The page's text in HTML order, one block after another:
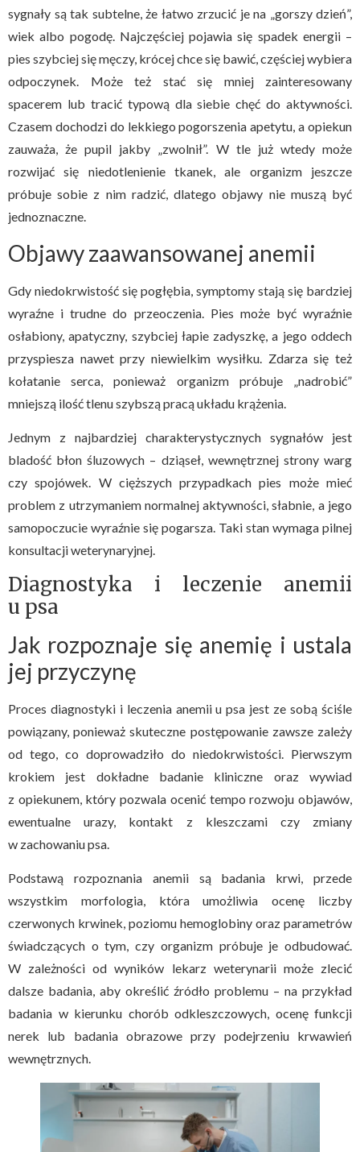
sygnały są tak subtelne, że łatwo zrzucić je na „gorszy dzień”,
wiek albo pogodę. Najczęściej pojawia się spadek energii –
pies szybciej się męczy, krócej chce się bawić, częściej wybiera
odpoczynek. Może też stać się mniej zainteresowany
spacerem lub tracić typową dla siebie chęć do aktywności.
Czasem dochodzi do lekkiego pogorszenia apetytu, a opiekun
zauważa, że pupil jakby „zwolnił”. W tle już wtedy może
rozwijać się niedotlenienie tkanek, ale organizm jeszcze
próbuje sobie z nim radzić, dlatego objawy nie muszą być
jednoznaczne.
Objawy zaawansowanej anemii
Gdy niedokrwistość się pogłębia, symptomy stają się bardziej
wyraźne i trudne do przeoczenia. Pies może być wyraźnie
osłabiony, apatyczny, szybciej łapie zadyszkę, a jego oddech
przyspiesza nawet przy niewielkim wysiłku. Zdarza się też
kołatanie serca, ponieważ organizm próbuje „nadrobić”
mniejszą ilość tlenu szybszą pracą układu krążenia.
Jednym z najbardziej charakterystycznych sygnałów jest
bladość błon śluzowych – dziąseł, wewnętrznej strony warg
czy spojówek. W cięższych przypadkach pies może mieć
problem z utrzymaniem normalnej aktywności, słabnie, a jego
samopoczucie wyraźnie się pogarsza. Taki stan wymaga pilnej
konsultacji weterynaryjnej.
Diagnostyka i leczenie anemii
u psa
Jak rozpoznaje się anemię i ustala
jej przyczynę
Proces diagnostyki i leczenia anemii u psa jest ze sobą ściśle
powiązany, ponieważ skuteczne postępowanie zawsze zależy
od tego, co doprowadziło do niedokrwistości. Pierwszym
krokiem jest dokładne badanie kliniczne oraz wywiad
z opiekunem, który pozwala ocenić tempo rozwoju objawów,
ewentualne urazy, kontakt z kleszczami czy zmiany
w zachowaniu psa.
Podstawą rozpoznania anemii są badania krwi, przede
wszystkim morfologia, która umożliwia ocenę liczby
czerwonych krwinek, poziomu hemoglobiny oraz parametrów
świadczących o tym, czy organizm próbuje je odbudować.
W zależności od wyników lekarz weterynarii może zlecić
dalsze badania, aby określić źródło problemu – na przykład
badania w kierunku chorób odkleszczowych, ocenę funkcji
nerek lub badania obrazowe przy podejrzeniu krwawień
wewnętrznych.